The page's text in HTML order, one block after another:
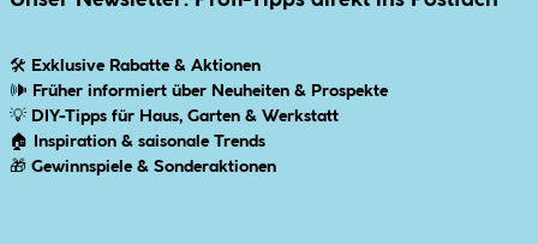
🛠 Exklusive Rabatte & Aktionen
🕪 Früher informiert über Neuheiten & Prospekte
💡 DIY-Tipps für Haus, Garten & Werkstatt
🏠
Inspiration & saisonale Trends
🎁 Gewinnspiele & Sonderaktionen